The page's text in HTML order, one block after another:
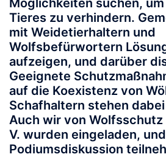
Möglichkeiten suchen,
Tieres zu verhindern.
mit Weidetierhaltern und
Wolfsbefürwortern
aufzeigen, und darüber
Geeignete
auf die Koexistenz von
Schafhaltern stehen
Auch wir von Wolfsschutz
V. wurden eingeladen,
Podiumsdiskussion